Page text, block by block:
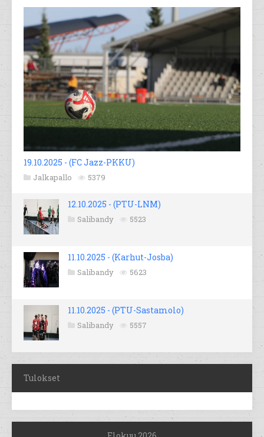
19.10.2025 - (FC Jazz-PKKU)
Jalkapallo 5379
12.10.2025 - (PTU-LNM)
Salibandy 5523
11.10.2025 - (Karhut-Josba)
Salibandy 5623
11.10.2025 - (PTU-Sastamolo)
Salibandy 5557
Tulokset